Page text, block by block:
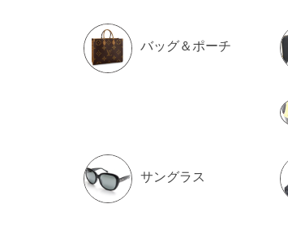
バッグ＆ポーチ
サングラス